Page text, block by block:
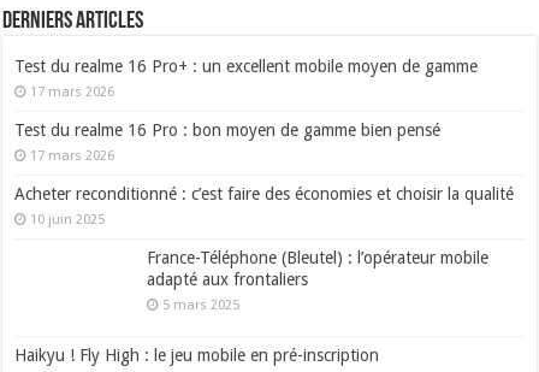
Derniers articles
Test du realme 16 Pro+ : un excellent mobile moyen de gamme
17 mars 2026
Test du realme 16 Pro : bon moyen de gamme bien pensé
17 mars 2026
Acheter reconditionné : c’est faire des économies et choisir la qualité
10 juin 2025
France-Téléphone (Bleutel) : l’opérateur mobile
adapté aux frontaliers
5 mars 2025
Haikyu ! Fly High : le jeu mobile en pré-inscription